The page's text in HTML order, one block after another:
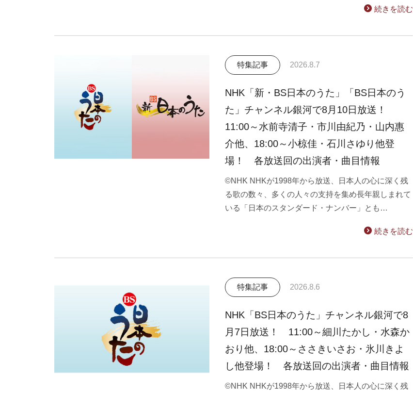
続きを読む
特集記事 2026.8.7
NHK「新・BS日本のうた」「BS日本のう
た」チャンネル銀河で8月10日放送！
11:00～水前寺清子・市川由紀乃・山内惠
介他、18:00～小椋佳・石川さゆり他登
場！ 各放送回の出演者・曲目情報
©NHK NHKが1998年から放送、日本人の心に深く残
る歌の数々、多くの人々の支持を集め長年親しまれて
いる「日本のスタンダード・ナンバー」とも…
続きを読む
特集記事 2026.8.6
NHK「BS日本のうた」チャンネル銀河で8
月7日放送！ 11:00～細川たかし・水森か
おり他、18:00～ささきいさお・氷川きよ
し他登場！ 各放送回の出演者・曲目情報
©NHK NHKが1998年から放送、日本人の心に深く残